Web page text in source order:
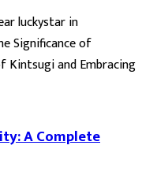
luckystar in
Significance of
Kintsugi and Embracing
A Complete